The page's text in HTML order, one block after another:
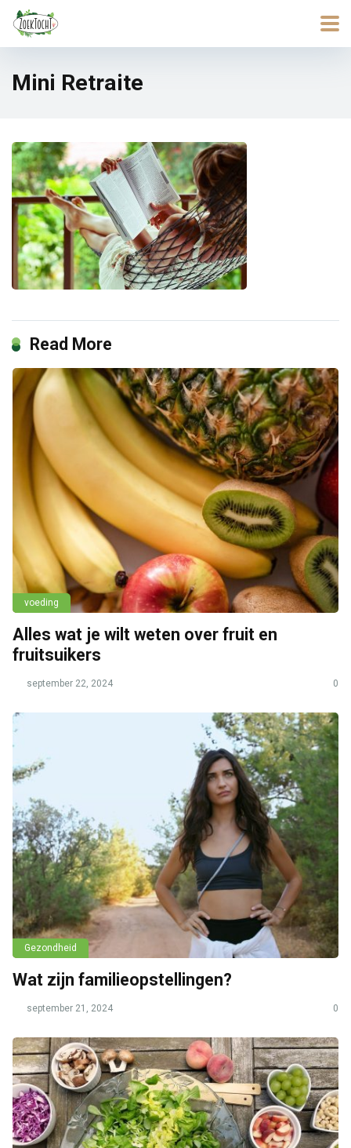
Mini Retraite
Read More
voeding
Alles wat je wilt weten over fruit en
fruitsuikers
september 22, 2024 0
Gezondheid
Wat zijn familieopstellingen?
september 21, 2024 0